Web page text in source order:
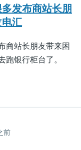
贝
乐
婴
网
复
发布商站长朋
电汇
商站长朋友带来困
跑银行柜台了。
前